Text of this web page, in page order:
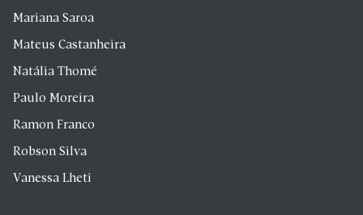
Mariana Saroa
Mateus Castanheira
Natália Thomé
Paulo Moreira
Ramon Franco
Robson Silva
Vanessa Lheti